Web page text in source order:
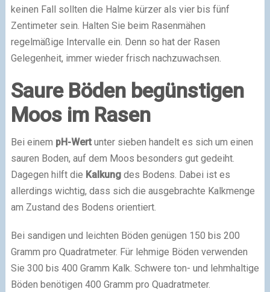
keinen Fall sollten die Halme kürzer als vier bis fünf
Zentimeter sein. Halten Sie beim Rasenmähen
regelmäßige Intervalle ein. Denn so hat der Rasen
Gelegenheit, immer wieder frisch nachzuwachsen.
Saure Böden begünstigen
Moos im Rasen
Bei einem pH-Wertunter sieben handelt es sich um einen
sauren Boden, auf dem Moos besonders gut gedeiht.
Dagegen hilft die Kalkungdes Bodens. Dabei ist es
allerdings wichtig, dass sich die ausgebrachte Kalkmenge
am Zustand des Bodens orientiert.
Bei sandigen und leichten Böden genügen 150 bis 200
Gramm pro Quadratmeter. Für lehmige Böden verwenden
Sie 300 bis 400 Gramm Kalk. Schwere ton- und lehmhaltige
Böden benötigen 400 Gramm pro Quadratmeter.